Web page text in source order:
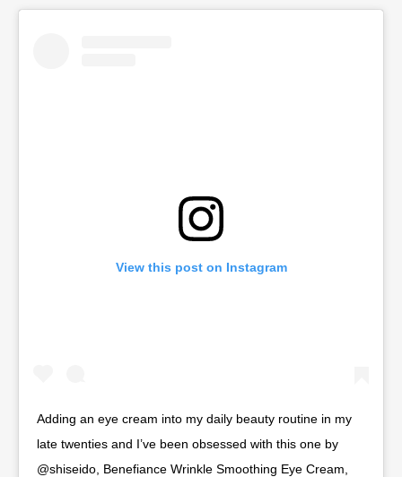
View this post on Instagram
Adding an eye cream into my daily beauty routine in my
late twenties and I’ve been obsessed with this one by
@shiseido, Benefiance Wrinkle Smoothing Eye Cream,